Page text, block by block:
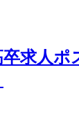
求人ポ